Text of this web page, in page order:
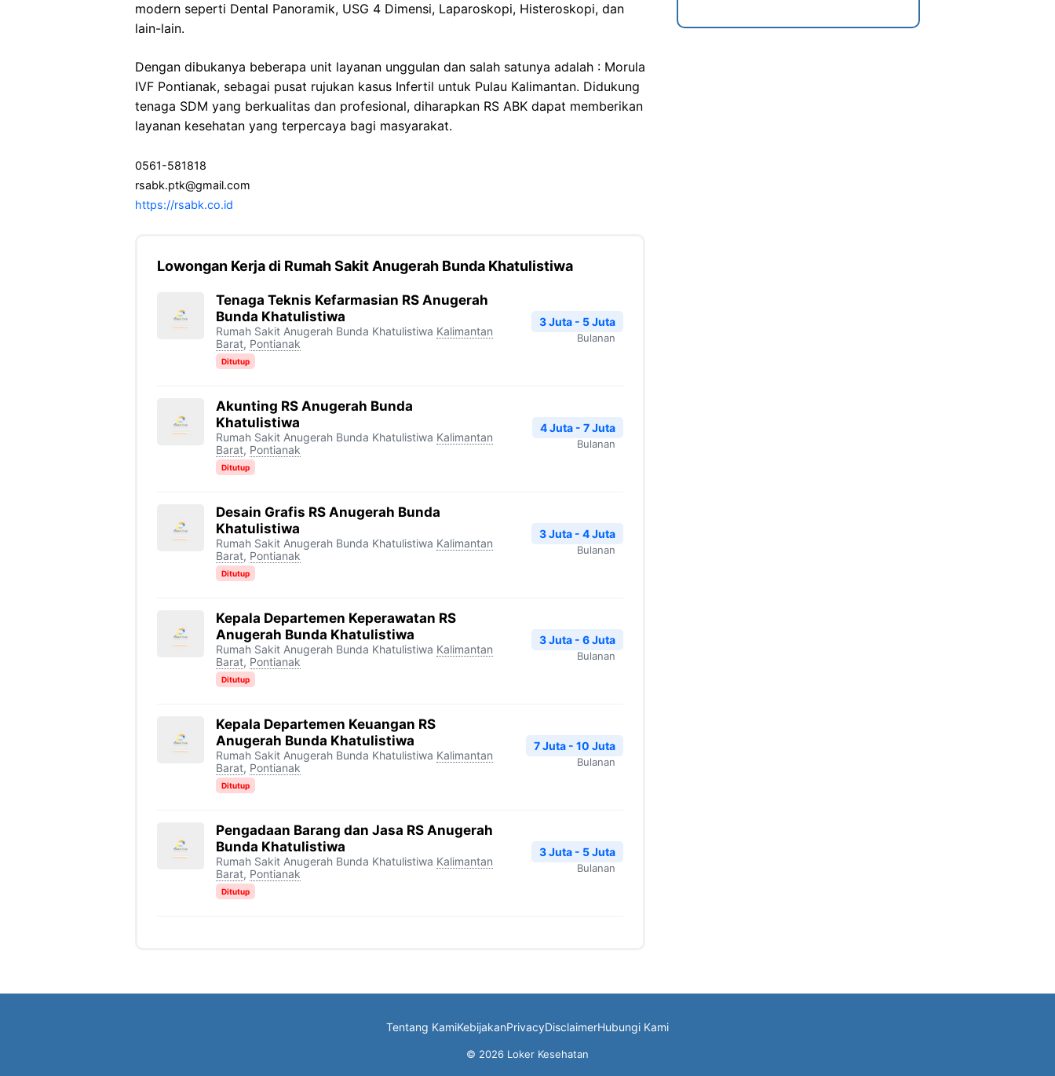
modern seperti Dental Panoramik, USG 4 Dimensi, Laparoskopi, Histeroskopi, dan
lain-lain.
Dengan dibukanya beberapa unit layanan unggulan dan salah satunya adalah : Morula
IVF Pontianak, sebagai pusat rujukan kasus Infertil untuk Pulau Kalimantan. Didukung
tenaga SDM yang berkualitas dan profesional, diharapkan RS ABK dapat memberikan
layanan kesehatan yang terpercaya bagi masyarakat.
0561-581818
rsabk.ptk@gmail.com
https://rsabk.co.id
Lowongan Kerja di Rumah Sakit Anugerah Bunda Khatulistiwa
Tenaga Teknis Kefarmasian RS Anugerah
Bunda Khatulistiwa
Rumah Sakit Anugerah Bunda Khatulistiwa Kalimantan
Barat, Pontianak
Ditutup
3 Juta - 5 Juta
Bulanan
Akunting RS Anugerah Bunda
Khatulistiwa
Rumah Sakit Anugerah Bunda Khatulistiwa Kalimantan
Barat, Pontianak
Ditutup
4 Juta - 7 Juta
Bulanan
Desain Grafis RS Anugerah Bunda
Khatulistiwa
Rumah Sakit Anugerah Bunda Khatulistiwa Kalimantan
Barat, Pontianak
Ditutup
3 Juta - 4 Juta
Bulanan
Kepala Departemen Keperawatan RS
Anugerah Bunda Khatulistiwa
Rumah Sakit Anugerah Bunda Khatulistiwa Kalimantan
Barat, Pontianak
Ditutup
3 Juta - 6 Juta
Bulanan
Kepala Departemen Keuangan RS
Anugerah Bunda Khatulistiwa
Rumah Sakit Anugerah Bunda Khatulistiwa Kalimantan
Barat, Pontianak
Ditutup
7 Juta - 10 Juta
Bulanan
Pengadaan Barang dan Jasa RS Anugerah
Bunda Khatulistiwa
Rumah Sakit Anugerah Bunda Khatulistiwa Kalimantan
Barat, Pontianak
Ditutup
3 Juta - 5 Juta
Bulanan
Tentang KamiKebijakanPrivacyDisclaimerHubungi Kami
© 2026 Loker Kesehatan